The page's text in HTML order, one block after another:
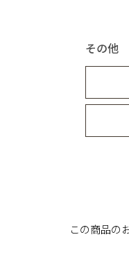
その他
この商品の